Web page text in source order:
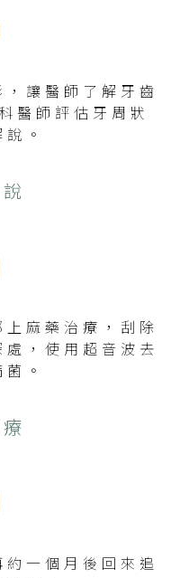
讓醫師了解牙齒
醫師評估牙周狀
。
麻藥治療，刮除
，使用超音波去
。
一個月後回來追